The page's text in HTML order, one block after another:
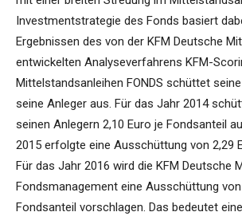
Investmentstrategie des Fonds basiert
Ergebnissen des von der KFM Deutsche
entwickelten Analyseverfahrens KFM-
Mittelstandsanleihen FONDS schüttet
seine Anleger aus. Für das Jahr 2014
seinen Anlegern 2,10 Euro je Fondsanteil
2015 erfolgte eine Ausschüttung von 2,29
Für das Jahr 2016 wird die KFM Deutsche
Fondsmanagement eine Ausschüttung von
Fondsanteil vorschlagen. Das bedeutet eine